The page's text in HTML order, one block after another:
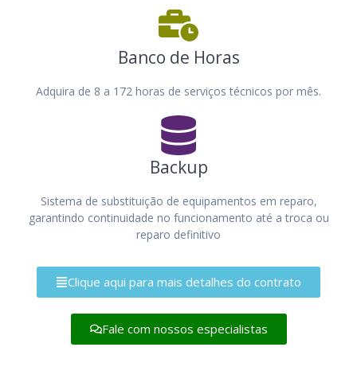
Banco de Horas
Adquira de 8 a 172 horas de serviços técnicos por mês.
Backup
Sistema de substituição de equipamentos em reparo,
garantindo continuidade no funcionamento até a troca ou
reparo definitivo
Clique aqui para mais detalhes do contrato
Fale com nossos especialistas